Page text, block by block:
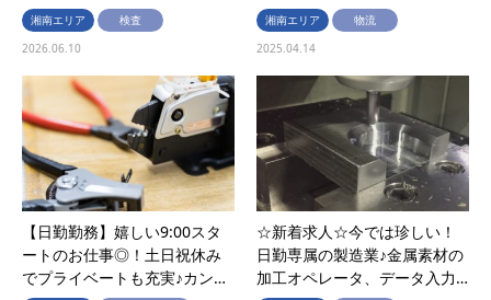
湘南エリア
検査
2026.06.10
湘南エリア
物流
2025.04.14
【日勤勤務】嬉しい9:00スタ
ートのお仕事◎！土日祝休み
でプライベートも充実♪カン…
☆新着求人☆今では珍しい！
日勤専属の製造業♪金属素材の
加工オペレータ、データ入力…